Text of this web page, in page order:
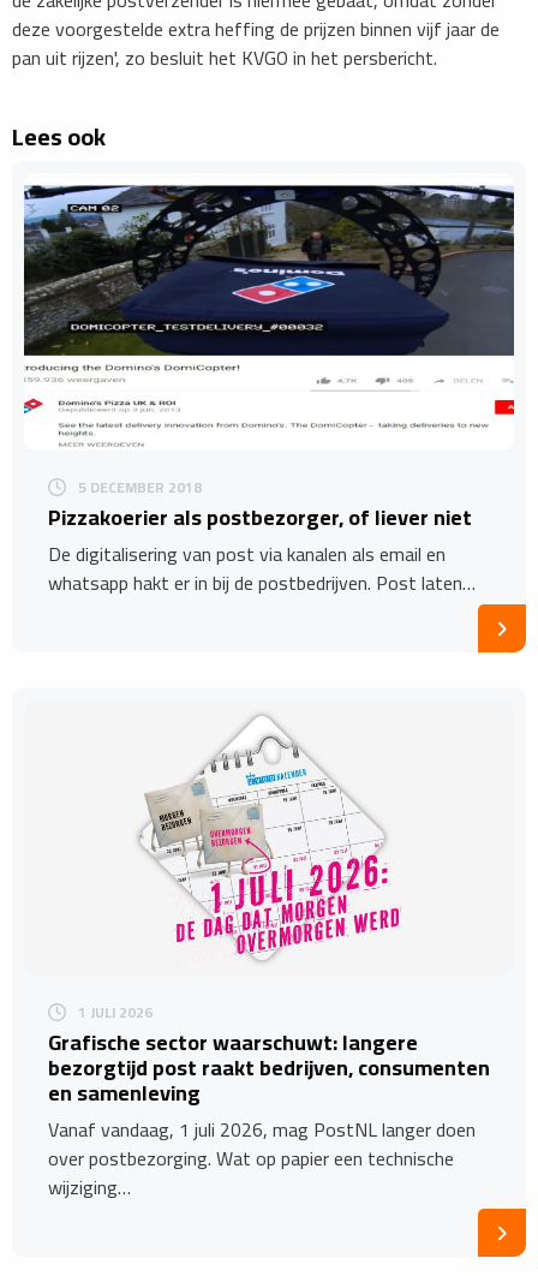
deze voorgestelde extra heffing de prijzen binnen vijf jaar de
pan uit rijzen', zo besluit het KVGO in het persbericht.
Lees ook
5 DECEMBER 2018
Pizzakoerier als postbezorger, of liever niet
De digitalisering van post via kanalen als email en
whatsapp hakt er in bij de postbedrijven. Post laten…
1 JULI 2026
Grafische sector waarschuwt: langere
bezorgtijd post raakt bedrijven, consumenten
en samenleving
Vanaf vandaag, 1 juli 2026, mag PostNL langer doen
over postbezorging. Wat op papier een technische
wijziging…